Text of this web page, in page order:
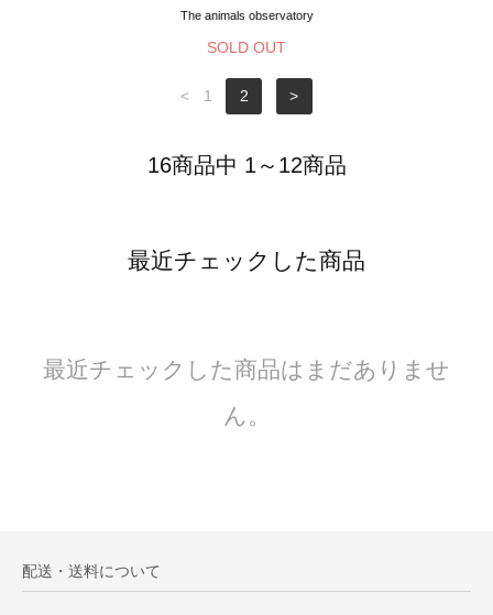
The animals observatory
SOLD OUT
< 1 2 >
16商品中 1～12商品
最近チェックした商品
最近チェックした商品はまだありませ
ん。
配送・送料について